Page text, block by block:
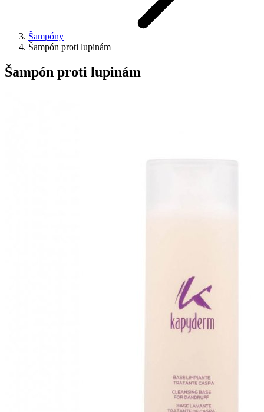
Šampóny
Šampón proti lupinám
Šampón proti lupinám